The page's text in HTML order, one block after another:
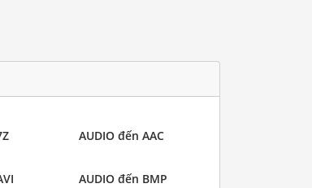
AUDIO đến AAC
AUDIO đến BMP